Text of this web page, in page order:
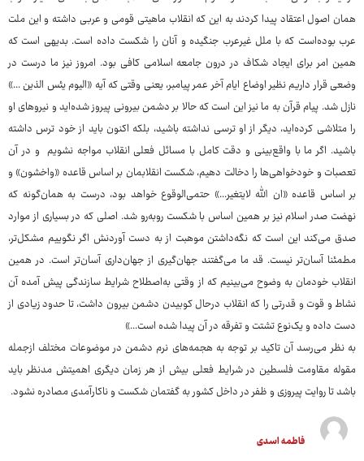
همان اصول اعتقاد پیدا کردند به این که انقلاب ماهیتی قومی و عربی داشته و این ملت‌
عرب بوده‌است که با ملل غیرعرب جنگیده و آنان را شکست داده است. بدیهی است که
همین امر برای ایجاد شکاف در درون جامعه اسلامی کافی بود. امروز نیز ما درست در
وضعی قرار داریم نظیر اوضاع ایام آخر عمر پیامبر، یعنی وقتی که آیه «الیوم یئس الذین ...»
نازل شد. پیام قرآن به ما نیز این است که حالا بر دشمن بیرونی پیروز شده‌اید و نیروهای او
را متلاشی کرده‌اید، دیگر از او ترسی نداشته باشید، بلکه اکنون باید از خود ترس داشته
باشید. اگر ما با واقع‌بینی و دقت کامل با مسائل فعلی انقلاب مواجه نشویم و در آن
تعصبات و خودخواهی‌ها را دخالت دهیم، شکست انقلابمان بر اساس قاعده «واخشون» و
بر اساس قاعده «ان الله لایتغیر...» حتمی‌الوقوع خواهد بود، درست به همان‌گونه که
نهضت صدر اسلام نیز بر همین اساس با شکست روبه‌رو شد. اصلی که در بسیاری از موارد
صدق می‌کند این است که نگه‌داشتن موهبت از به دست آوردنش اگر نگوییم مشکل‌تر،
مطمئنا آسان‌تر نیست. قد ما می‌گفتند جهان‌گیری از جهان‌داری آسان‌تر است. در همین
انقلاب خودمان به وضوح می‌بینیم که از وقتی به‌اصطلاح شرایط سازندگی پیش آمده آن
نشاط و قوت و قدرتی را که انقلاب درحال کوبیدن دشمن بیرون داشت، تا حدود زیادی از
دست داده و یک‌نوع تشتت و تفرقه در آن پیدا شده است...»
به نظر می‌رسد آن تاکید بر توجه به هجمه‌های نرم دشمن در موضوعات مختلف ازجمله
مقوله مقاومت فلسطین در شرایط فعلی بیش از هر زمان دیگری اهمیتش مدنظر باید
باشد تا روایت پیروزی و ظفر در داخل کشور به گفتمان شکست و ناکارآمدی مصادره نشود.
فاطمه اسدی